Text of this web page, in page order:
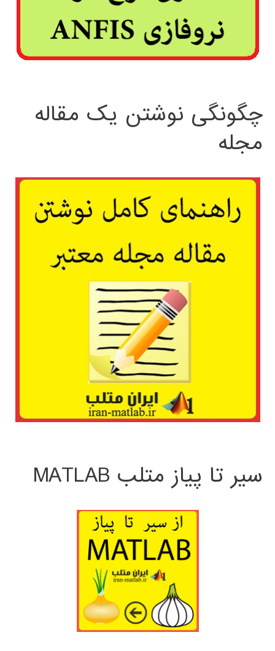
چگونگی نوشتن یک مقاله
مجله
سیر تا پیاز متلب MATLAB